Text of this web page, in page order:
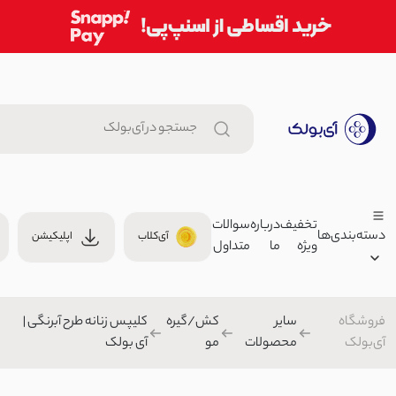
تیشرت زنانه مینیمال پشت گره
دسته‌بندی‌ها
زنانه
تخفیف
ویژه
درباره
ما
سوالات
متداول
آی‌کلاب اپلیکیشن
فروشگاه
آی‌بولک
سایر
محصولات
کش/گیره
مو
کلیپس زنانه طرح آبرنگی |
آی بولک